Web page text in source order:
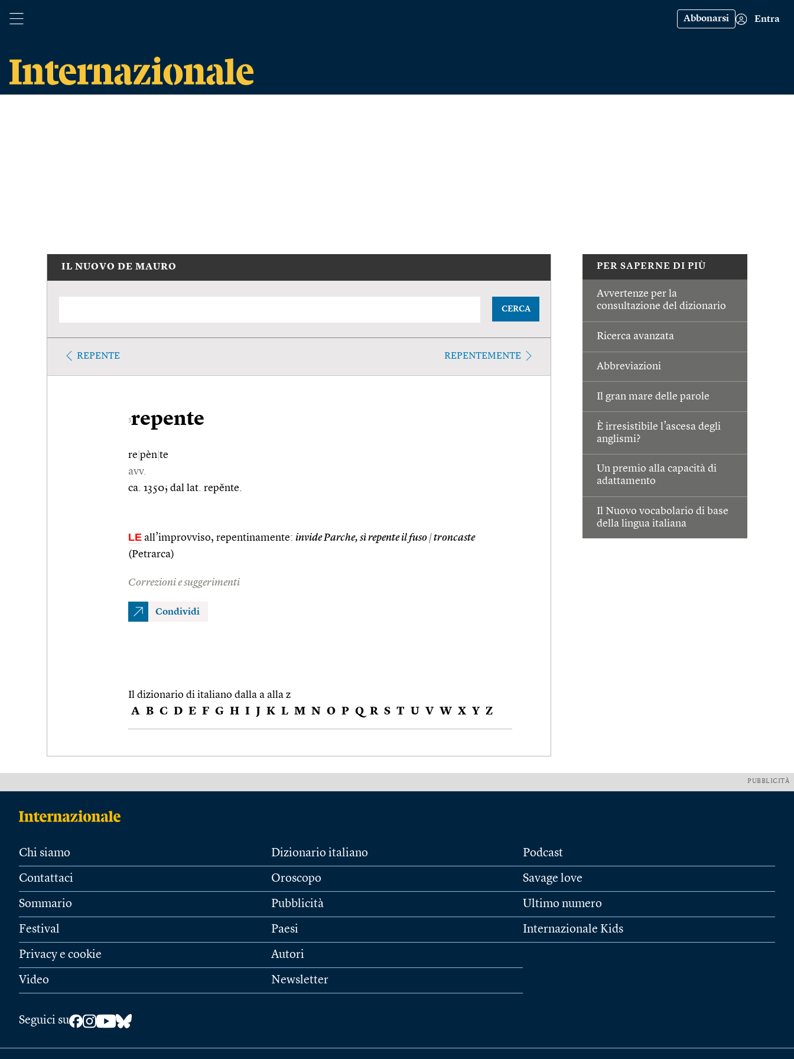
Abbonarsi Entra
PER SAPERNE DI PIÙ
Avvertenze per la
consultazione del dizionario
Ricerca avanzata
Abbreviazioni
Il gran mare delle parole
È irresistibile l’ascesa degli
anglismi?
Un premio alla capacità di
adattamento
Il Nuovo vocabolario di base
della lingua italiana
IL NUOVO DE MAURO
CERCA
REPENTE REPENTEMENTE
3repente
re pèn te
avv.
ca. 1350; dal lat. repĕnte.
LE all’improvviso, repentinamente: invide Parche, sì repente il fuso |troncaste
(Petrarca)
Correzioni e suggerimenti
Condividi
Il dizionario di italiano dalla a alla z
A B C D E F G H I J K L M N O P Q R S T U V W X Y Z
PUBBLICITÀ
Chi siamo
Contattaci
Sommario
Festival
Privacy e cookie
Video
Dizionario italiano
Oroscopo
Pubblicità
Paesi
Autori
Newsletter
Podcast
Savage love
Ultimo numero
Internazionale Kids
Seguici su